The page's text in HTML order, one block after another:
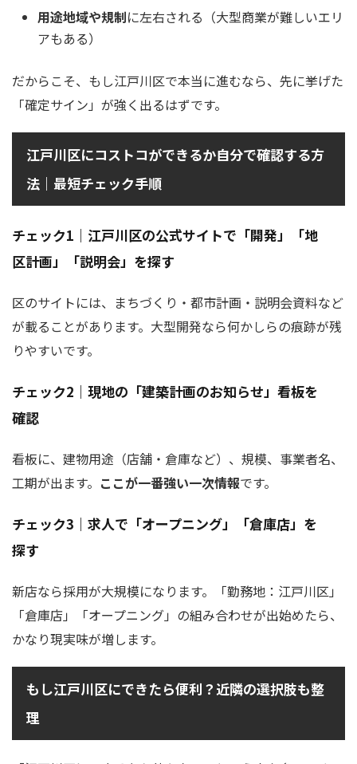
用途地域や規制に左右される（大型商業が難しいエリ
アもある）
だからこそ、もし江戸川区で本当に進むなら、先に挙げた
「確定サイン」が強く出るはずです。
江戸川区にコストコができるか自分で確認する方
法｜最短チェック手順
チェック1｜江戸川区の公式サイトで「開発」「地
区計画」「説明会」を探す
区のサイトには、まちづくり・都市計画・説明会資料など
が載ることがあります。大型開発なら何かしらの痕跡が残
りやすいです。
チェック2｜現地の「建築計画のお知らせ」看板を
確認
看板に、建物用途（店舗・倉庫など）、規模、事業者名、
工期が出ます。 ここが一番強い一次情報です。
チェック3｜求人で「オープニング」「倉庫店」を
探す
新店なら採用が大規模になります。「勤務地：江戸川区」
「倉庫店」「オープニング」の組み合わせが出始めたら、
かなり現実味が増します。
もし江戸川区にできたら便利？近隣の選択肢も整
理